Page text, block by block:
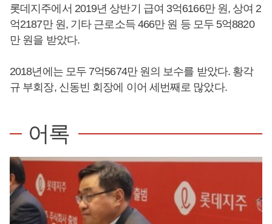
롯데지주에서 2019년 상반기 급여 3억6166만 원, 상여 2
억2187만 원, 기타 근로소득 466만 원 등 모두 5억8820
만 원을 받았다.
2018년에는 모두 7억5674만 원의 보수를 받았다. 황각
규 부회장, 신동빈 회장에 이어 세번째로 많았다.
어록